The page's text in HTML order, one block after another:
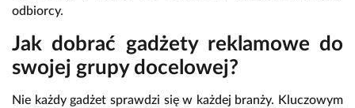
odbiorcy.
Jak dobrać gadżety reklamowe do
swojej grupy docelowej?
Nie każdy gadżet sprawdzi się w każdej branży. Kluczowym